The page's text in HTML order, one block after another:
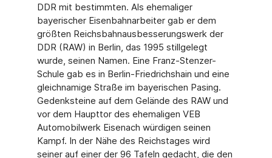
DDR mit bestimmten. Als ehemaliger
bayerischer Eisenbahnarbeiter gab er dem
größten Reichsbahnausbesserungswerk der
DDR (RAW) in Berlin, das 1995 stillgelegt
wurde, seinen Namen. Eine Franz-Stenzer-
Schule gab es in Berlin-Friedrichshain und eine
gleichnamige Straße im bayerischen Pasing.
Gedenksteine auf dem Gelände des RAW und
vor dem Haupttor des ehemaligen VEB
Automobilwerk Eisenach würdigen seinen
Kampf. In der Nähe des Reichstages wird
seiner auf einer der 96 Tafeln gedacht, die den